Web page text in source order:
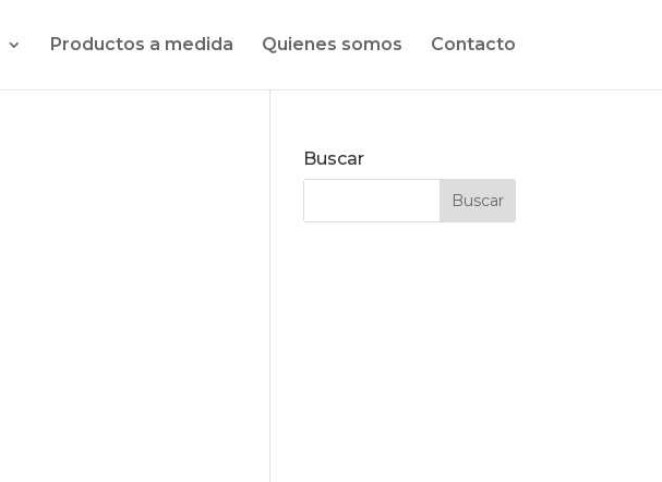
Productos a medida Quienes somos Contacto
Buscar